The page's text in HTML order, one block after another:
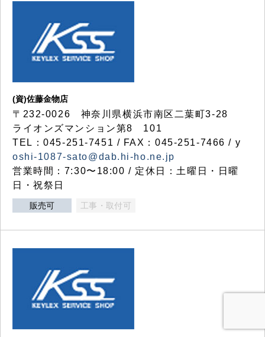
(資)佐藤金物店
〒232-0026 神奈川県横浜市南区二葉町3-28
ライオンズマンション第8 101
TEL：045-251-7451 / FAX：045-251-7466 / y
oshi-1087-sato@dab.hi-ho.ne.jp
営業時間：7:30〜18:00 / 定休日：土曜日・日曜
日・祝祭日
販売可 工事・取付可